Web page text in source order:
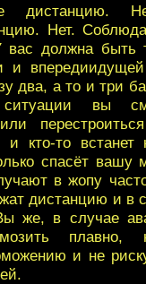
дистанцию.
Нет.
должна быть
и
два, а то и три
вы
и кто-то
спасёт вашу
в жопу
дистанцию и в
же, в случае
и не